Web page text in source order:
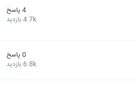
4 پاسخ
4.7k بازدید
0 پاسخ
6.8k بازدید